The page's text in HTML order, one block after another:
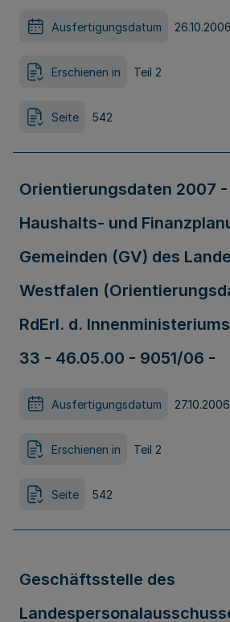
Ausfertigungsdatum 26.10.2006
Erschienen in Teil 2
Seite 542
Orientierungsdaten 2007
Haushalts- und
Gemeinden (GV) des
Westfalen
RdErl. d.
33 - 46.05.00 - 9051/06 -
Ausfertigungsdatum 27.10.2006
Erschienen in Teil 2
Seite 542
Geschäftsstelle des